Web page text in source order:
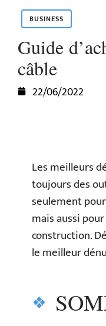
BUSINESS
Guide
câble
22/06/2022
Les meilleurs
toujours des
seulement
mais aussi
construction.
le meilleur